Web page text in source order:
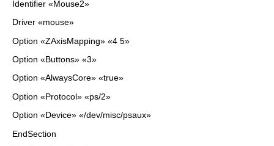
Identifier «Mouse2»
Driver «mouse»
Option «ZAxisMapping» «4 5»
Option «Buttons» «3»
Option «AlwaysCore» «true»
Option «Protocol» «ps/2»
Option «Device» «/dev/misc/psaux»
EndSection